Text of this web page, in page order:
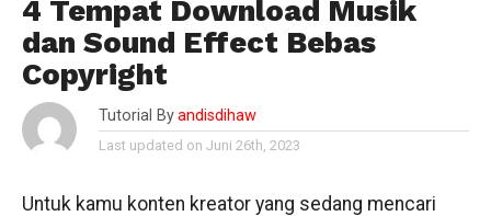
4 Tempat Download Musik
dan Sound Effect Bebas
Copyright
Tutorial By andisdihaw
Last updated on Juni 26th, 2023
Untuk kamu konten kreator yang sedang mencari